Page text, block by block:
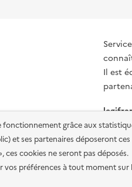
fonctionnement grâce aux
et ses partenaires déposeront ces
ces cookies ne seront pas déposés.
préférences à tout moment sur
Il est